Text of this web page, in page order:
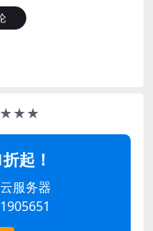
★★★
起！
服务器